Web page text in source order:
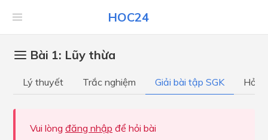
HOC24
Bài 1: Lũy thừa
Lý thuyết Trắc nghiệm Giải bài tập SGK Hỏi
Vui lòng đăng nhập để hỏi bài